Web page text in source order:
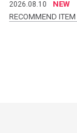
2026.08.10
NEW
RECOMMEND